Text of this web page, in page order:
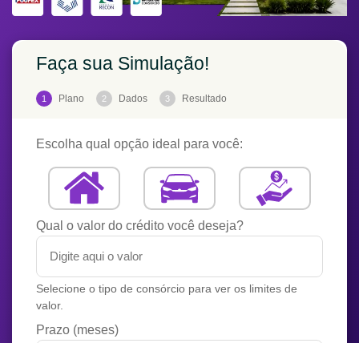
Faça sua Simulação!
1 Plano 2 Dados 3 Resultado
Escolha qual opção ideal para você:
Qual o valor do crédito você deseja?
Selecione o tipo de consórcio para ver os limites de
valor.
Prazo (meses)